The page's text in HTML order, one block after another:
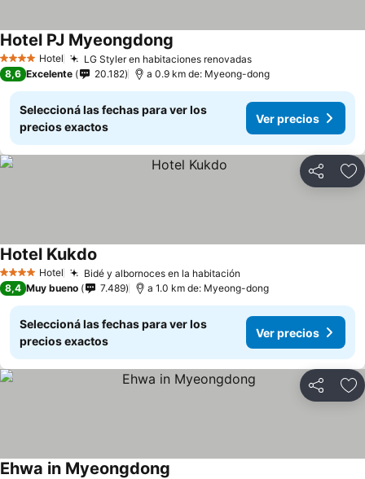
4 EstrellasHotel LG Styler en habitaciones renovadas
Hotel PJ Myeongdong
8,6 Excelente 20.182 a 0.9 km de: Myeong-dong
Seleccioná las fechas para ver los
precios exactos
Ver precios
Compartir
4 EstrellasHotel Bidé y albornoces en la habitación
Hotel Kukdo
8,4 Muy bueno 7.489 a 1.0 km de: Myeong-dong
Seleccioná las fechas para ver los
precios exactos
Ver precios
Compartir
Ehwa in Myeongdong